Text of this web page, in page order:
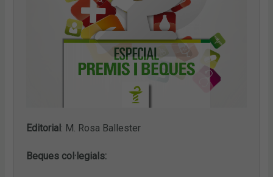
Editorial : M. Rosa Ballester
Beques col·legials: